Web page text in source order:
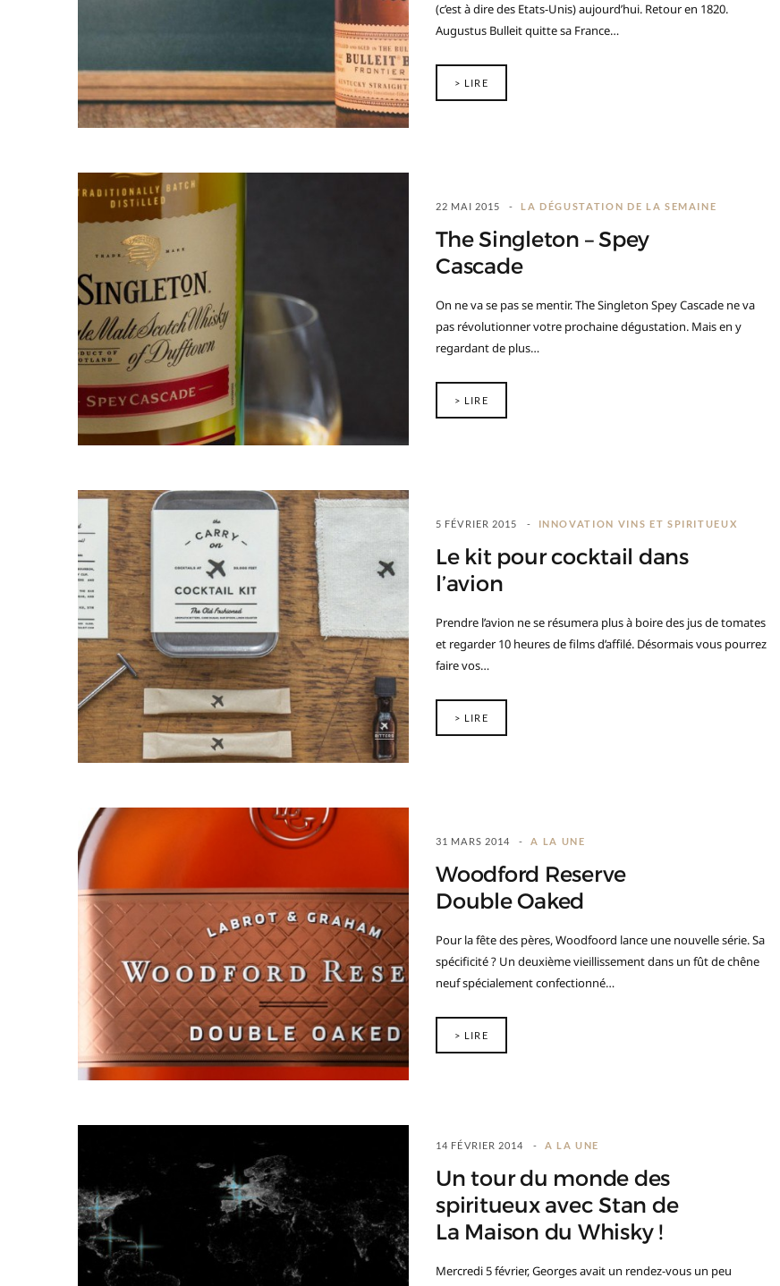
(c’est à dire des Etats-Unis) aujourd’hui. Retour en 1820.
Augustus Bulleit quitte sa France…
> LIRE
22 MAI 2015 LA DÉGUSTATION DE LA SEMAINE
The Singleton – Spey
Cascade
On ne va se pas se mentir. The Singleton Spey Cascade ne va
pas révolutionner votre prochaine dégustation. Mais en y
regardant de plus…
> LIRE
5 FÉVRIER 2015 INNOVATION VINS ET SPIRITUEUX
Le kit pour cocktail dans
l’avion
Prendre l’avion ne se résumera plus à boire des jus de tomates
et regarder 10 heures de films d’affilé. Désormais vous pourrez
faire vos…
> LIRE
31 MARS 2014 A LA UNE
Woodford Reserve
Double Oaked
Pour la fête des pères, Woodfoord lance une nouvelle série. Sa
spécificité ? Un deuxième vieillissement dans un fût de chêne
neuf spécialement confectionné…
> LIRE
14 FÉVRIER 2014 A LA UNE
Un tour du monde des
spiritueux avec Stan de
La Maison du Whisky !
Mercredi 5 février, Georges avait un rendez-vous un peu